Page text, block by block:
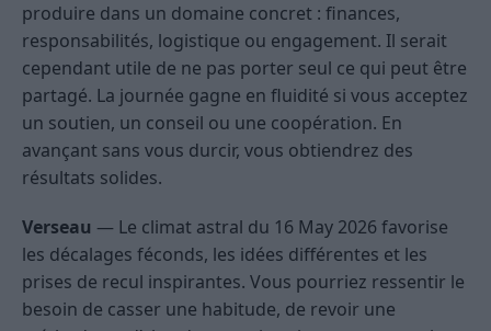
produire dans un domaine concret : finances,
responsabilités, logistique ou engagement. Il serait
cependant utile de ne pas porter seul ce qui peut être
partagé. La journée gagne en fluidité si vous acceptez
un soutien, un conseil ou une coopération. En
avançant sans vous durcir, vous obtiendrez des
résultats solides.
Verseau — Le climat astral du 16 May 2026 favorise
les décalages féconds, les idées différentes et les
prises de recul inspirantes. Vous pourriez ressentir le
besoin de casser une habitude, de revoir une